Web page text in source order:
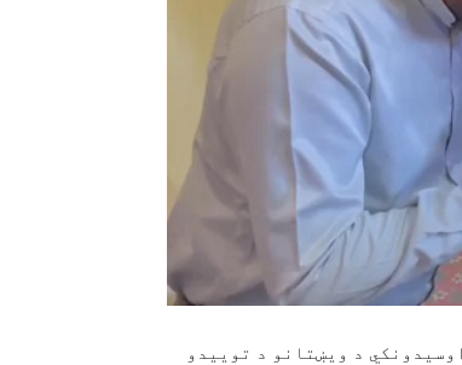
ایالت د بولدهانا سیمې د ۱۲ کلیو اوسیدونکي د ویښتانو د توییدو